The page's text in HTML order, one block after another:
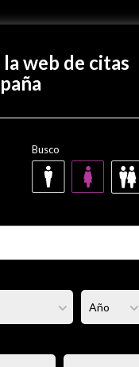
Pelo: Castaño
jaja... me gusta mucho
web de citas
Busco